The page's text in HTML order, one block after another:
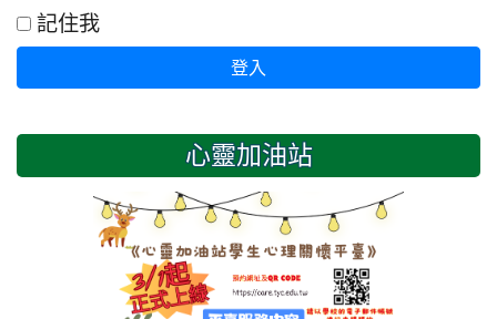
記住我
登入
心靈加油站